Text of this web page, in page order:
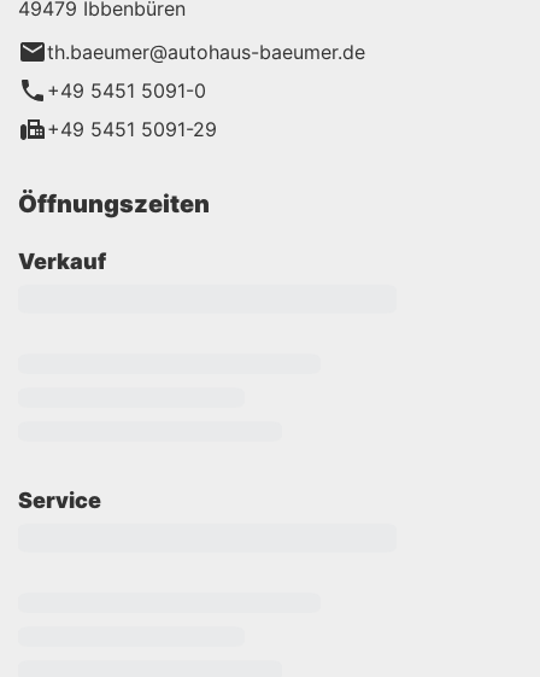
49479 Ibbenbüren
th.baeumer@autohaus-baeumer.de
+49 5451 5091-0
+49 5451 5091-29
Öffnungszeiten
Verkauf
Service